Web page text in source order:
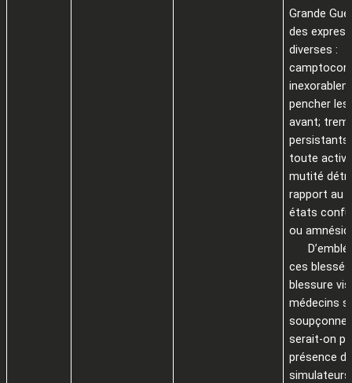
Grande
des
diverses :
pencher
avant;
persistants
toute
mutité
rapport au
états
ou
ces
blessure
médecins
serait-on
présence